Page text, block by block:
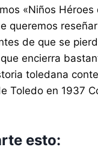
«Niños Héroes
queremos
de que se
encierra
toledana
Toledo en 1937
esto: